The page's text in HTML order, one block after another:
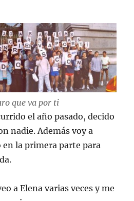
que va por ti
el año pasado, decido
nadie. Además voy a
la primera parte para
a Elena varias veces y me